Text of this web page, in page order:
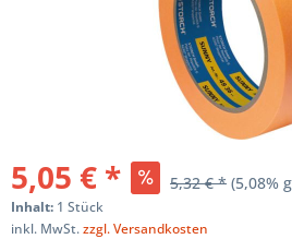
5,05 € * 5,32 € * (5,08%
Inhalt: 1 Stück
inkl. MwSt.zzgl. Versandkosten